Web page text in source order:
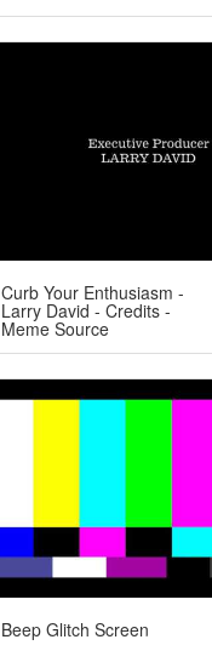
Curb Your Enthusiasm -
Larry David - Credits -
Meme Source
Beep Glitch Screen